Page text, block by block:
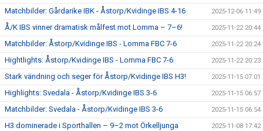
Matchbilder: Gårdarike IBK - Åstorp/Kvidinge IBS 4-16 2025-12-06 11:49
Å/K IBS vinner dramatisk målfest mot Lomma – 7–6! 2025-11-22 20:44
Matchbilder: Åstorp/Kvidinge IBS - Lomma FBC 7-6 2025-11-22 20:24
Hightlights: Åstorp/Kvidinge IBS - Lomma FBC 7-6 2025-11-22 20:23
Stark vändning och seger för Åstorp/Kvidinge IBS H3! 2025-11-15 07:01
Highlights: Svedala - Åstorp/Kvidinge IBS 3-6 2025-11-15 06:57
Matchbilder: Svedala - Åstorp/Kvidinge IBS 3-6 2025-11-15 06:54
H3 dominerade i Sporthallen – 9–2 mot Örkelljunga 2025-11-08 17:42